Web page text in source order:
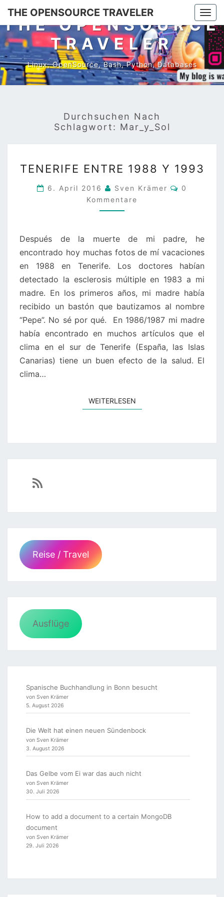
Skip
content
THE OPENSOURCE TRAVELER
THE OPENSOURCE
TRAVELER
Linux, OpenSource, Bash, Python, Databases
Durchsuchen Nach
Schlagwort: Mar_y_Sol
ENTRE
1988
Y
1993
TENERIFE ENTRE 1988 Y 1993
6. April 2016 Sven Krämer
0
Kommentare
Después de la muerte de mi padre, he
encontrado hoy muchas fotos de mí vacaciones
en 1988 en Tenerife. Los doctores habían
detectado la esclerosis múltiple en 1983 a mi
madre. En los primeros años, mi madre había
recibido un bastón que bautizamos al nombre
“Pepe”. No sé por qué. En 1986/1987 mi madre
había encontrado en muchos artículos que el
clima en el sur de Tenerife (España, las Islas
Canarias) tiene un buen efecto de la salud. El
clima…
WEITERLESENWEITERLESEN
https://sven-essen.de/feed/
Reise / Travel
Ausflüge
Spanische Buchhandlung in Bonn besucht
von Sven Krämer
5. August 2026
Die Welt hat einen neuen Sündenbock
von Sven Krämer
3. August 2026
Das Gelbe vom Ei war das auch nicht
von Sven Krämer
30. Juli 2026
How to add a document to a certain MongoDB
document
von Sven Krämer
29. Juli 2026